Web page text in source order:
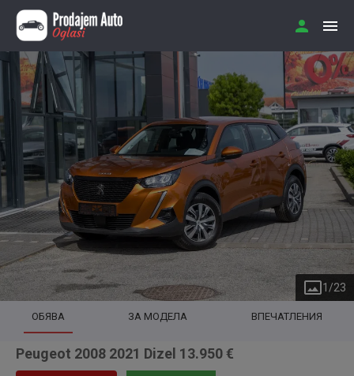
1 /23
ОБЯВА ЗА МОДЕЛА ВПЕЧАТЛЕНИЯ
Peugeot 2008 2021 Dizel 13.950 €